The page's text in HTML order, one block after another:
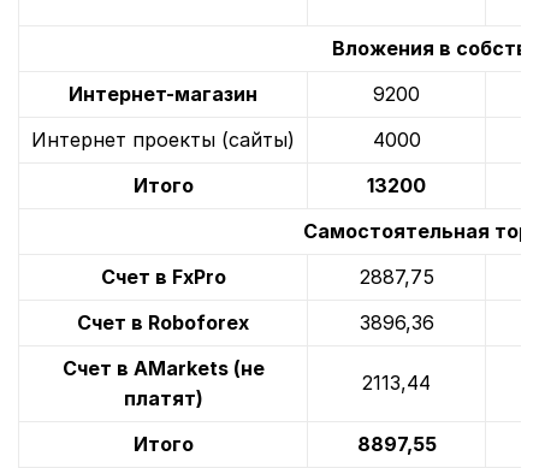
Вложения в
Интернет-магазин
9200
Интернет проекты (сайты)
4000
Итого
13200
Самостоятельная
Счет в FxPro
2887,75
Счет в Roboforex
3896,36
Счет в AMarkets (не
платят)
2113,44
Итого 8897,55